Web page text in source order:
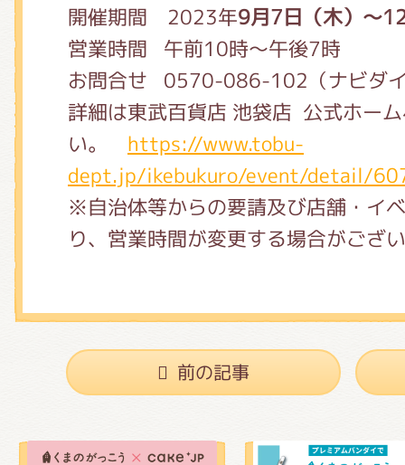
開催期間 2023年9月7日（木）～
営業時間
午前10時～午後7時
お問合せ
0570-086-102（ナビダ
詳細は東武百貨店 池袋店 公式ホー
い。
https://www.tobu-
dept.jp/ikebukuro/event/detail/
※自治体等からの要請及び店舗・イ
り、営業時間が変更する場合がござ
前の記事